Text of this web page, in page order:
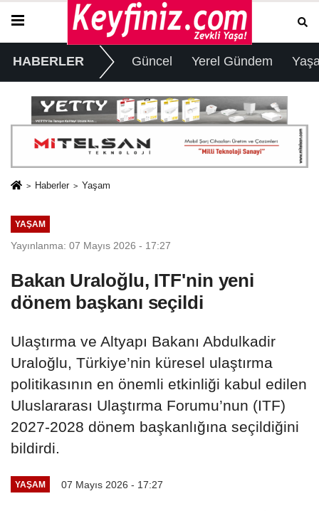
HABERLER Güncel Yerel Gündem
Haberler Yaşam
YAŞAM
Yayınlanma: 07 Mayıs 2026 - 17:27
Bakan Uraloğlu, ITF'nin yeni
dönem başkanı seçildi
Ulaştırma ve Altyapı Bakanı Abdulkadir
Uraloğlu, Türkiye’nin küresel ulaştırma
politikasının en önemli etkinliği kabul edilen
Uluslararası Ulaştırma Forumu’nun (ITF)
2027-2028 dönem başkanlığına seçildiğini
bildirdi.
YAŞAM 07 Mayıs 2026 - 17:27